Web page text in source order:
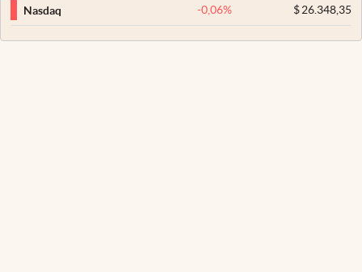
Nasdaq -0,06% $26.348,35